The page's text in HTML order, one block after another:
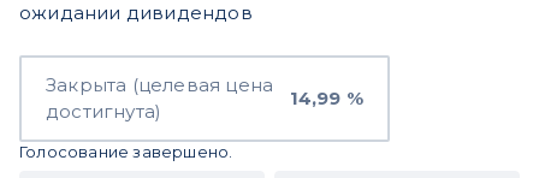
ожидании дивидендов
Закрыта (целевая цена
достигнута)
14,99 %
Голосование завершено.